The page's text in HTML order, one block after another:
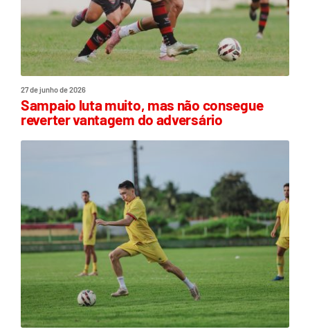
27 de junho de 2026
Sampaio luta muito, mas não consegue
reverter vantagem do adversário